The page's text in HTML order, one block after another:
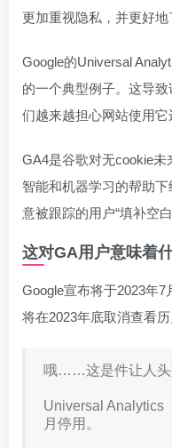
更加重视隐私，并更好地
Google的Universal
的一个典型例子。这导
们越来越担心网站使用它
GA4是谷歌对无cookie
智能和机器学习的帮助
意被跟踪的用户“填补空白
这对GA用户意味着
Google宣布将于2023年
将在2023年底取消查看历
哦……这是件让人头
Universal Analytics
月停用。